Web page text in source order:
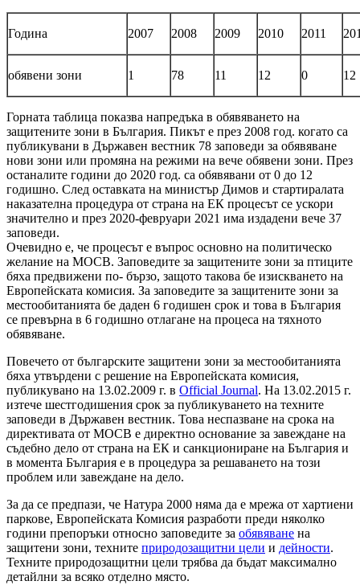
Година 2007 2008 2009 2010 2011
обявени зони 1 78 11 12 0 12
Горната таблица показва напредъка в обявяването на
защитените зони в България. Пикът е през 2008 год. когато са
публикувани в Държавен вестник 78 заповеди за обявяване
нови зони или промяна на режими на вече обявени зони. През
останалите години до 2020 год. са обявявани от 0 до 12
годишно. След оставката на министър Димов и стартиралата
наказателна процедура от страна на ЕК процесът се ускори
значително и през 2020-февруари 2021 има издадени вече 37
заповеди.
Очевидно е, че процесът е въпрос основно на политическо
желание на МОСВ. Заповедите за защитените зони за птиците
бяха предвижени по- бързо, защото такова бе изискването на
Европейската комисия. За заповедите за защитените зони за
местообитанията бе даден 6 годишен срок и това в България
се превърна в 6 годишно отлагане на процеса на тяхното
обявяване.
Повечето от българските защитени зони за местообитанията
бяха утвърдени с решение на Европейската комисия,
публикувано на 13.02.2009 г. в Official Journal. На 13.02.2015 г.
изтече шестгодишения срок за публикуването на техните
заповеди в Държавен вестник. Това неспазване на срока на
директивата от МОСВ е директно основание за завеждане на
съдебно дело от страна на ЕК и санкциониране на България и
в момента България е в процедура за решаването на този
проблем или завеждане на дело.
За да се предпази, че Натура 2000 няма да е мрежа от хартиени
паркове, Европейската Комисия разработи преди няколко
години препоръки относно заповедите за обявяване на
защитени зони, техните природозащитни цели и дейности.
Техните природозащитни цели трябва да бъдат максимално
детайлни за всяко отделно място.